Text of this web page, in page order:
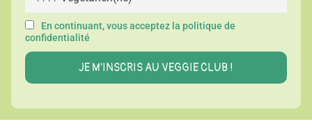
En continuant, vous acceptez la politique de
confidentialité